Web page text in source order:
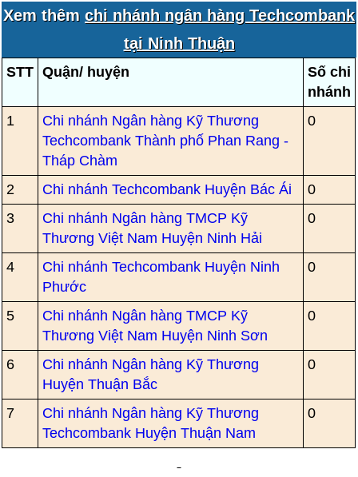
Xem thêm chi nhánh ngân hàng Techcombank
tại Ninh Thuận
STT Quận/ huyện
Số chi
nhánh
1
Chi nhánh Ngân hàng Kỹ Thương
Techcombank Thành phố Phan Rang -
Tháp Chàm
0
2 Chi nhánh Techcombank Huyện Bác Ái
0
3
Chi nhánh Ngân hàng TMCP Kỹ
Thương Việt Nam Huyện Ninh Hải
0
4
Chi nhánh Techcombank Huyện Ninh
Phước
0
5
Chi nhánh Ngân hàng TMCP Kỹ
Thương Việt Nam Huyện Ninh Sơn
0
6
Chi nhánh Ngân hàng Kỹ Thương
Huyện Thuận Bắc
0
7
Chi nhánh Ngân hàng Kỹ Thương
Techcombank Huyện Thuận Nam
0